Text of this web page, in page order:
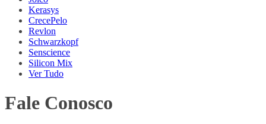
Kerasys
CrecePelo
Revlon
Schwarzkopf
Senscience
Silicon Mix
Ver Tudo
Fale Conosco